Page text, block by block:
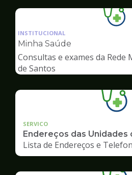
da
de
INSTITUCIONAL
Minha Saúde
Consultas e exames da Rede
de Santos
SERVICO
Endereços das Unidades
Lista de Endereços e